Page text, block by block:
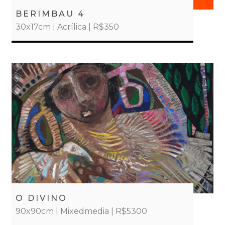
BERIMBAU 4
30x17cm | Acrílica | R$350
O DIVINO
90x90cm | Mixedmedia | R$5300